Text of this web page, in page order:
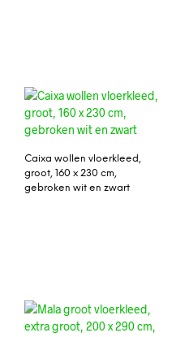
Caixa wollen vloerkleed,
groot, 160 x 230 cm,
gebroken wit en zwart